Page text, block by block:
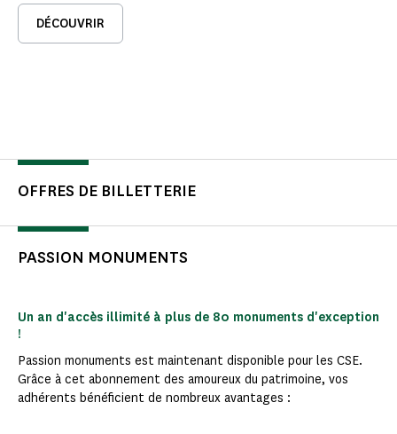
DÉCOUVRIR
OFFRES DE BILLETTERIE
PASSION MONUMENTS
Un an d'accès illimité à plus de 80 monuments d'exception
!
Passion monuments est maintenant disponible pour les CSE.
Grâce à cet abonnement des amoureux du patrimoine, vos
adhérents bénéficient de nombreux avantages :